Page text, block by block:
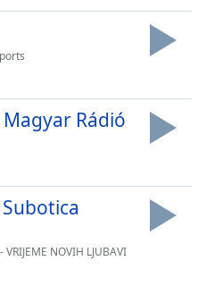
Rádió
VRIJEME NOVIH LJUBAVI